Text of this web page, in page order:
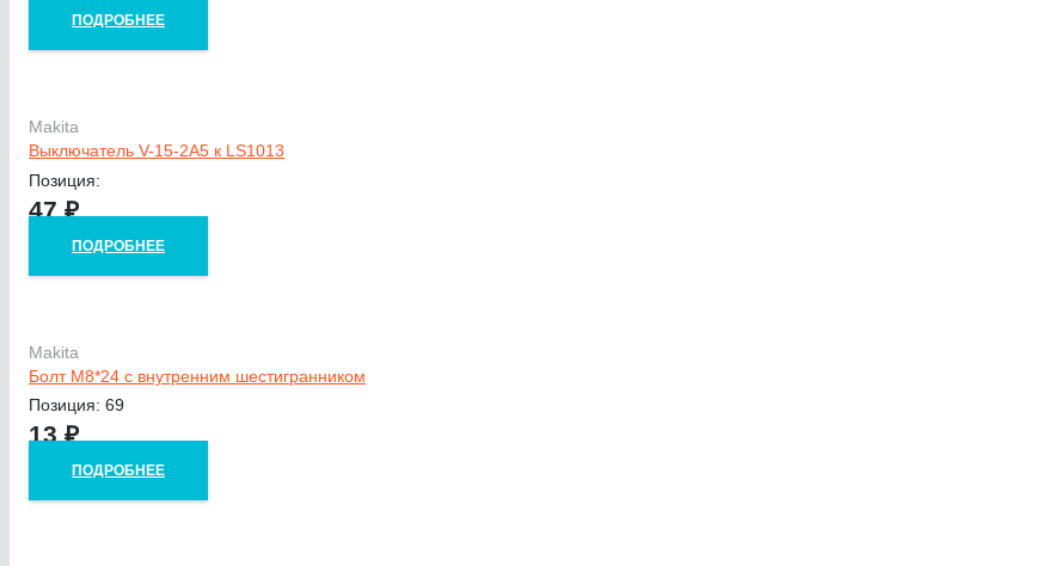
ПОДРОБНЕЕ
Makita
Выключатель V-15-2A5 к LS1013
Позиция:
47₽
ПОДРОБНЕЕ
Makita
Болт М8*24 с внутренним шестигранником
Позиция: 69
13₽
ПОДРОБНЕЕ